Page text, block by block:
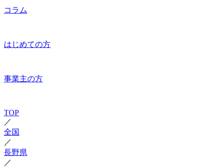
コラム
はじめての方
事業主の方
TOP
／
全国
／
長野県
／